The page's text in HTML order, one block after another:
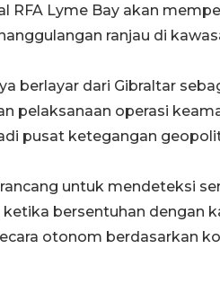
RFA Lyme Bay akan
ranjau di
berlayar dari Gibraltar
pelaksanaan operasi
pusat ketegangan
untuk mendeteksi
bersentuhan dengan
otonom berdasarkan